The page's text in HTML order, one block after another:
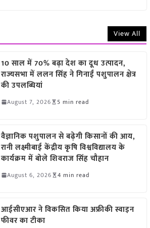
View All
10 साल में 70% बढ़ा देश का दूध उत्पादन,
राज्यसभा में ललन सिंह ने गिनाईं पशुपालन क्षेत्र
की उपलब्धियां
August 7, 2026 5 min read
वैज्ञानिक पशुपालन से बढ़ेगी किसानों की आय,
रानी लक्ष्मीबाई केंद्रीय कृषि विश्वविद्यालय के
कार्यक्रम में बोले शिवराज सिंह चौहान
August 6, 2026 4 min read
आईसीएआर ने विकसित किया अफ्रीकी स्वाइन
फीवर का टीका